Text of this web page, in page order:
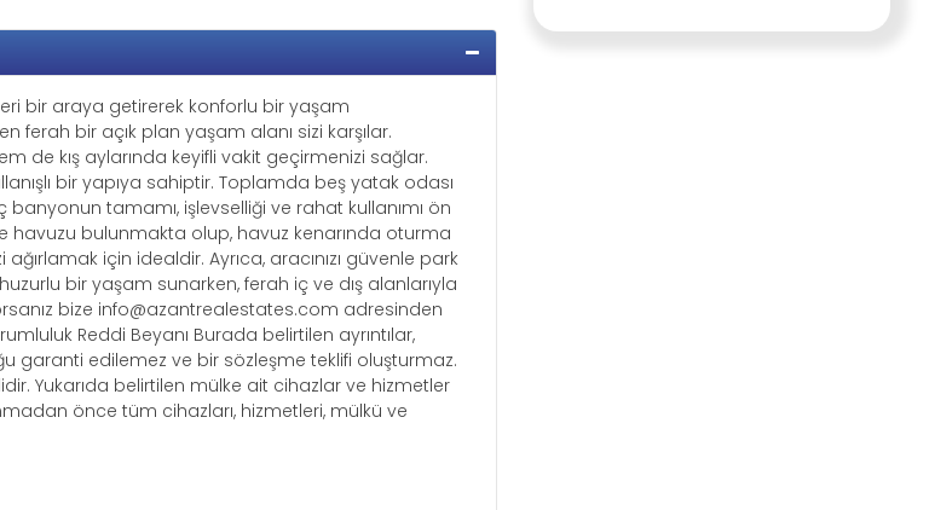
bir araya getirerek konforlu bir yaşam
ferah bir açık plan yaşam alanı sizi karşılar.
de kış aylarında keyifli vakit geçirmenizi sağlar.
bir yapıya sahiptir. Toplamda beş yatak odası
tamamı, işlevselliği ve rahat kullanımı ön
havuzu bulunmakta olup, havuz kenarında oturma
için idealdir. Ayrıca, aracınızı güvenle park
bir yaşam sunarken, ferah iç ve dış alanlarıyla
bize info@azantrealestates.com adresinden
Reddi Beyanı Burada belirtilen ayrıntılar,
garanti edilemez ve bir sözleşme teklifi oluşturmaz.
Yukarıda belirtilen mülke ait cihazlar ve hizmetler
önce tüm cihazları, hizmetleri, mülkü ve